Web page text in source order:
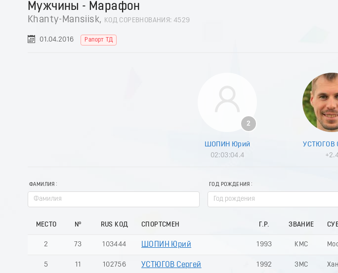
Мужчины - Марафон
Khanty-Mansiisk, КОД СОРЕВНОВАНИЯ: 4529
01.04.2016 Рапорт ТД
2
ШОПИН Юрий
02:03:04.4
УСТЮГОВ
ФАМИЛИЯ ГОД РОЖДЕНИЯ
МЕСТО № RUS КОД СПОРТСМЕН Г.Р. ЗВАНИЕ
2 73 103444 ШОПИН Юрий 1993 КМС
5 11 102756 УСТЮГОВ Сергей 1992 ЗМС